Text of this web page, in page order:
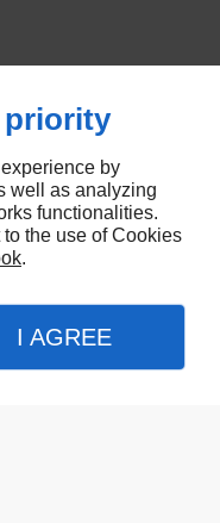
priority
by
well as analyzing
functionalities.
the use of Cookies
.
I AGREE